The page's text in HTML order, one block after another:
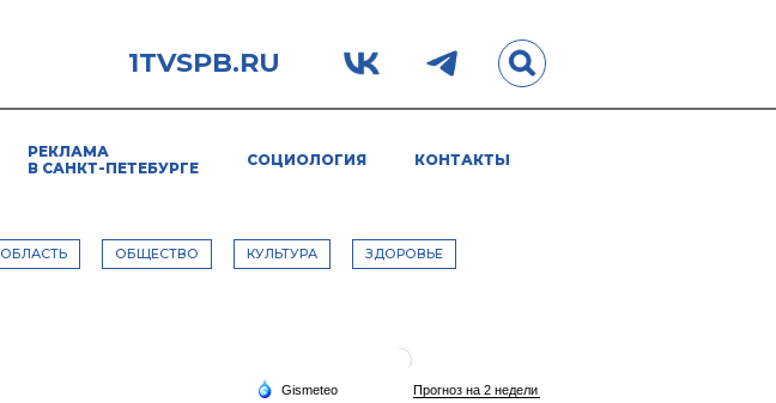
1TVSPB.RU
РЕКЛАМА
В САНКТ-ПЕТЕБУРГЕ
СОЦИОЛОГИЯ КОНТАКТЫ
ОБЛАСТЬ ОБЩЕСТВО КУЛЬТУРА ЗДОРОВЬЕ